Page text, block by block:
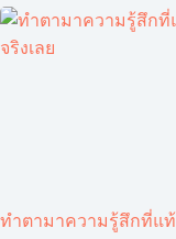
ทำตามาความรู้สึกที่แท้